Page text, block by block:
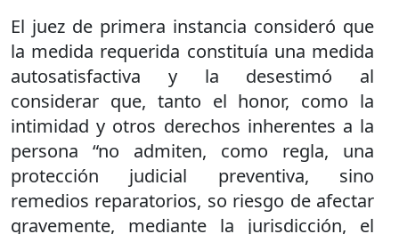
El juez de primera instancia consideró que
la medida requerida constituía una medida
autosatisfactiva y la desestimó al
considerar que, tanto el honor, como la
intimidad y otros derechos inherentes a la
persona “no admiten, como regla, una
protección judicial preventiva, sino
remedios reparatorios, so riesgo de afectar
gravemente, mediante la jurisdicción, el